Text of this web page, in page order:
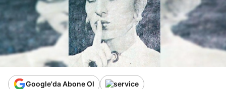
Google'da Abone Ol